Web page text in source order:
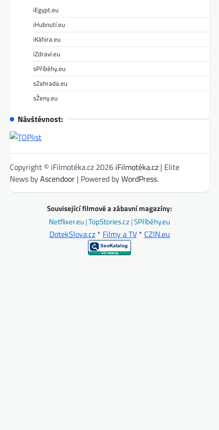
iEgypt.eu
iHubnutí.eu
iKáhira.eu
iZdraví.eu
sPříběhy.eu
sZahrada.eu
sŽeny.eu
Návštěvnost:
Copyright © iFilmotéka.cz 2026 iFilmotéka.cz | Elite
News byAscendoor | Powered byWordPress.
Související filmové a zábavní magazíny:
Netflixer.eu |TopStories.cz|SPříběhy.eu
DotekSlova.cz* Filmy a TV* CZIN.eu